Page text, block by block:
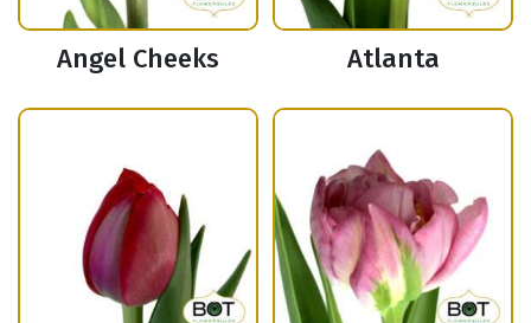
Angel Cheeks Atlanta